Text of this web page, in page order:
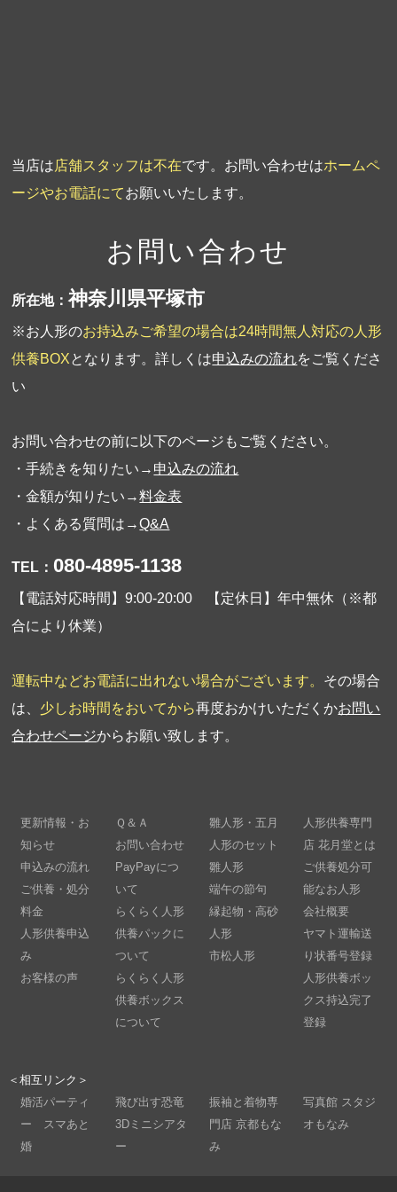
当店は店舗スタッフは不在です。お問い合わせはホームペ
ージやお電話にてお願いいたします。
お問い合わせ
所在地：神奈川県平塚市
※お人形のお持込みご希望の場合は24時間無人対応の人形
供養BOXとなります。詳しくは申込みの流れをご覧くださ
い
お問い合わせの前に以下のページもご覧ください。
・手続きを知りたい→ 申込みの流れ
・金額が知りたい→料金表
・よくある質問は→Q&A
TEL： 080-4895-1138
【電話対応時間】9:00-20:00 【定休日】年中無休（※都
合により休業）
運転中などお電話に出れない場合がございます。 その場合
は、 少しお時間をおいてから再度おかけいただくかお問い
合わせページからお願い致します。
更新情報・お
知らせ
申込みの流れ
ご供養・処分
料金
人形供養申込
み
お客様の声
Ｑ＆Ａ
お問い合わせ
PayPayにつ
いて
らくらく人形
供養パックに
ついて
らくらく人形
供養ボックス
について
雛人形・五月
人形のセット
雛人形
端午の節句
縁起物・高砂
人形
市松人形
人形供養専門
店 花月堂とは
ご供養処分可
能なお人形
会社概要
ヤマト運輸送
り状番号登録
人形供養ボッ
クス持込完了
登録
＜相互リンク＞
婚活パーティ
ー スマあと
婚
飛び出す恐竜
3Dミニシアタ
ー
振袖と着物専
門店 京都もな
み
写真館 スタジ
オもなみ